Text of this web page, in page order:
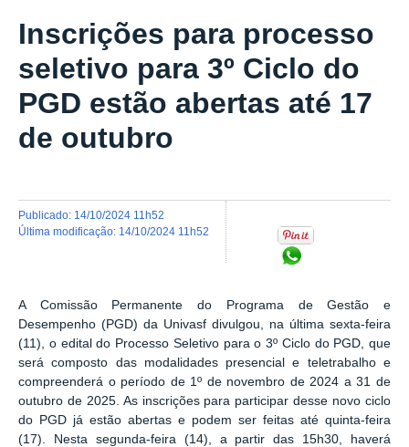
Inscrições para processo
seletivo para 3º Ciclo do
PGD estão abertas até 17
de outubro
publicado: 14/10/2024 11h52
última modificação: 14/10/2024 11h52
A Comissão Permanente do Programa de Gestão e
Desempenho (PGD) da Univasf divulgou, na última sexta-feira
(11), o edital do Processo Seletivo para o 3º Ciclo do PGD, que
será composto das modalidades presencial e teletrabalho e
compreenderá o período de 1º de novembro de 2024 a 31 de
outubro de 2025. As inscrições para participar desse novo ciclo
do PGD já estão abertas e podem ser feitas até quinta-feira
(17). Nesta segunda-feira (14), a partir das 15h30, haverá